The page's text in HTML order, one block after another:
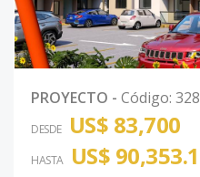
PROYECTO - Código:
DESDE US$ 83,700
HASTA US$